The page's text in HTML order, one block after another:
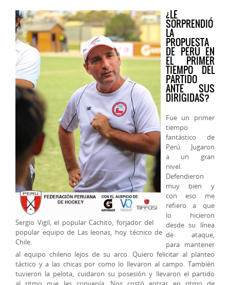
Sergio Vigil, el popular Cachito, forjador del
popular equipo de Las leonas, hoy técnico de
Chile.
¿LE
SORPRENDIÓ
LA
PROPUESTA
DE PERÚ EN
EL PRIMER
TIEMPO DEL
PARTIDO
ANTE SUS
DIRIGIDAS?
Fue un primer
tiempo
fantástico de
Perú. Jugaron
a un gran
nivel.
Defendieron
muy bien y
con eso me
refiero a que
lo hicieron
desde su línea
de ataque,
para mantener
al equipo chileno lejos de su arco. Quiero felicitar al planteo
táctico y a las chicas por como lo llevaron al campo. También
tuvieron la pelota, cuidaron su posesión y llevaron el partido